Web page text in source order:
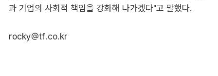
과 기업의 사회적 책임을 강화해 나가겠다"고 말했다.
rocky@tf.co.kr